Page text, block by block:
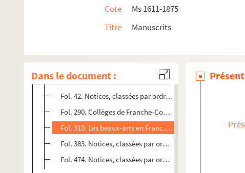
Cote
Ms 1611-1875
Titre
Manuscrits
Dans le document :
Ms 1753 à 1780. Collection Charles Weiss
Ms 1753-1754. Journal de Charles Weiss
Ms 1756. Notes et documents sur les lettres, les sciences et
Fol. 1. Universités de Dole et Besançon. Notes diverses.
Fol. 42. Notices, classées par ordre alphabétique, sur les
Fol. 290. Collèges de Franche-Comté
Fol. 310. Les beaux-arts en Franche-Comté. Notes diverses
Fol. 383. Notices, classées par ordre alphabétique, sur les
Fol. 474. Notices, classées par ordre alphabétique, sur les